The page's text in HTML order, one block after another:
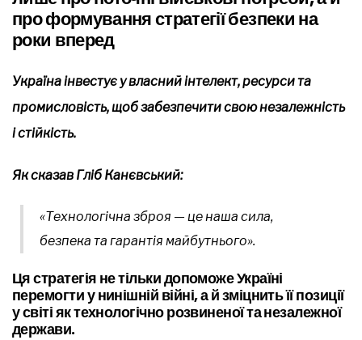
про формування стратегії безпеки на
роки вперед
Україна інвестує у власний інтелект, ресурси та
промисловість, щоб забезпечити свою незалежність
і стійкість.
Як сказав Гліб Канєвський:
«Технологічна зброя — це наша сила,
безпека та гарантія майбутнього».
Ця стратегія не тільки допоможе Україні
перемогти у нинішній війні, а й зміцнить її позиції
у світі як технологічно розвиненої та незалежної
держави.